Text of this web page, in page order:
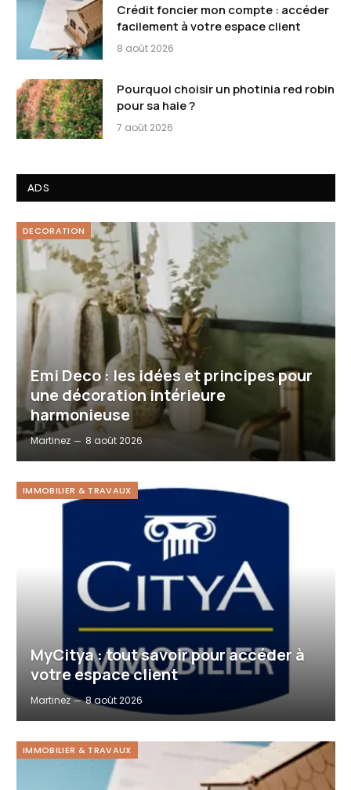
Crédit foncier mon compte : accéder
facilement à votre espace client
8 août 2026
Pourquoi choisir un photinia red robin
pour sa haie ?
7 août 2026
ADS
DECORATION
Emi Deco : les idées et principes pour
une décoration intérieure
harmonieuse
Martinez 8 août 2026
IMMOBILIER & TRAVAUX
MyCitya : tout savoir pour accéder à
votre espace client
Martinez 8 août 2026
IMMOBILIER & TRAVAUX